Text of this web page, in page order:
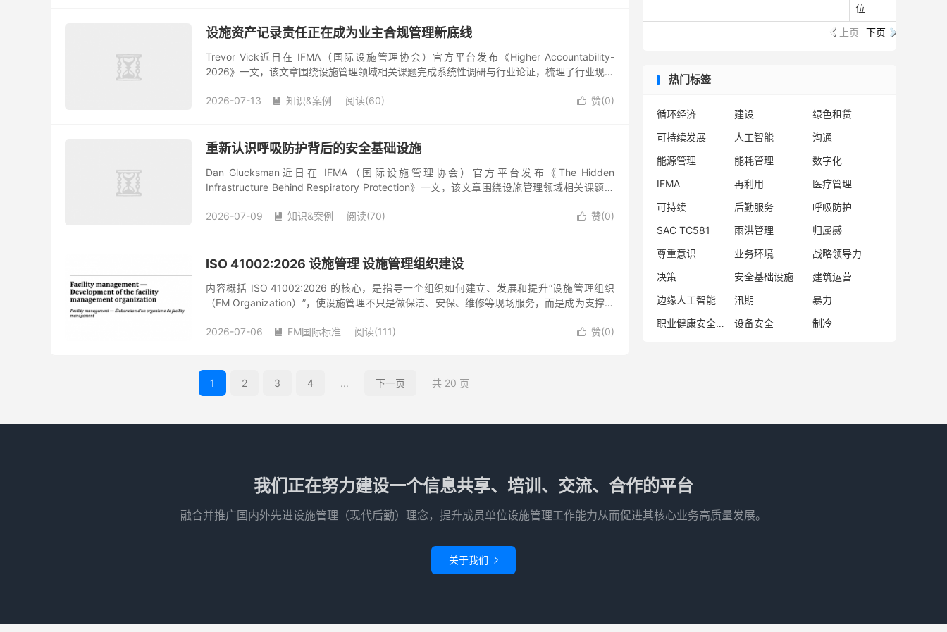
设施资产记录责任正在成为业主合规管理新底线
Trevor Vick近日在 IFMA（国际设施管理协会）官方平台发布《Higher Accountability-
2026》一文，该文章围绕设施管理领域相关课题完成系统性调研与行业论证，梳理了行业现有
 赞(0)
2026-07-13  知识&案例 阅读(60)
重新认识呼吸防护背后的安全基础设施
Dan Glucksman近日在 IFMA（国际设施管理协会）官方平台发布《The Hidden
Infrastructure Behind Respiratory Protection》一文，该文章围绕设施管理领域相关课题完
 赞(0)
2026-07-09  知识&案例 阅读(70)
ISO 41002:2026 设施管理 设施管理组织建设
内容概括 ISO 41002:2026 的核心，是指导一个组织如何建立、发展和提升“设施管理组织
（FM Organization）”，使设施管理不只是做保洁、安保、维修等现场服务，而是成为支撑组
 赞(0)
2026-07-06  FM国际标准 阅读(111)
1 2 3 4 ... 下一页 共 20 页
位
上页
下页
热门标签
循环经济 建设
绿色租赁
可持续发展
人工智能
沟通
能源管理
能耗管理
数字化
IFMA
再利用
医疗管理
可持续
后勤服务
呼吸防护
SAC TC581
雨洪管理
归属感
尊重意识
业务环境
战略领导力
决策
安全基础设施
建筑运营
边缘人工智能
汛期
暴力
职业健康安全管理
设备安全 制冷
我们正在努力建设一个信息共享、培训、交流、合作的平台
融合并推广国内外先进设施管理（现代后勤）理念，提升成员单位设施管理工作能力从而促进其核心业务高质量发展。
关于我们 